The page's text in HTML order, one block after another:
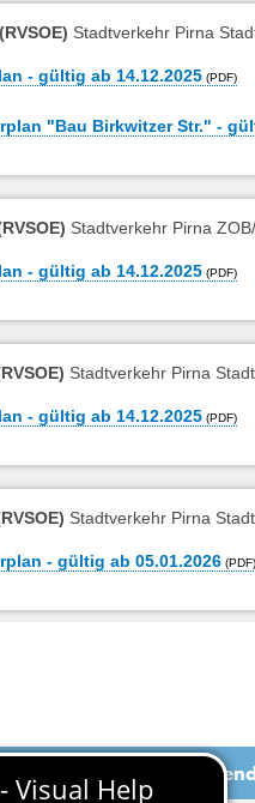
Stadtverkehr Pirna
- gültig ab 14.12.2025
"Bau Birkwitzer Str." -
Stadtverkehr Pirna
- gültig ab 14.12.2025
Stadtverkehr Pirna
- gültig ab 14.12.2025
Stadtverkehr Pirna
- gültig ab 05.01.2026